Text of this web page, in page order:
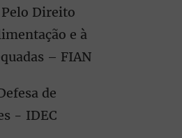
Direito
e à
– FIAN
de
- IDEC